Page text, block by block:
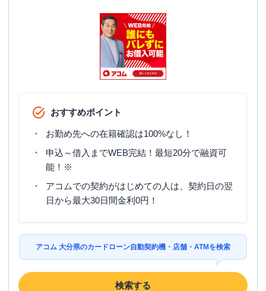
おすすめポイント
お勤め先への在籍確認は100%なし！
申込～借入までWEB完結！最短20分で融資可
能！※
アコムでの契約がはじめての人は、契約日の翌
日から最大30日間金利0円！
アコム 大分県のカードローン自動契約機・店舗・ATMを検索
検索する